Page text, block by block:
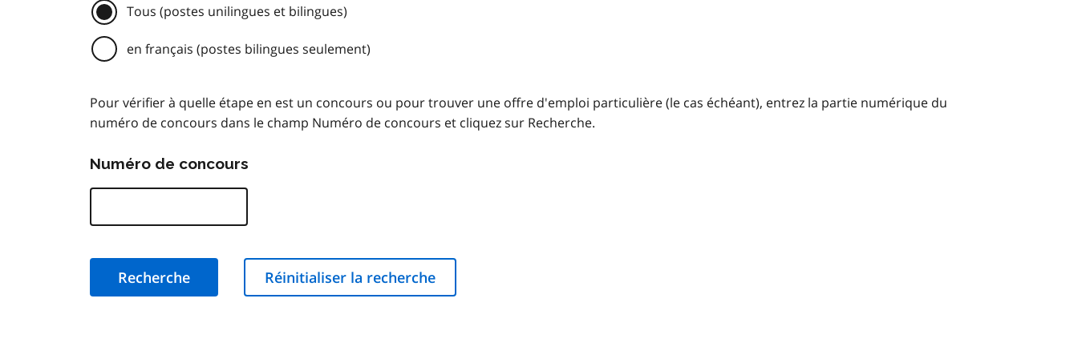
Tous (postes unilingues et bilingues)
en français (postes bilingues seulement)
Pour vérifier à quelle étape en est un concours ou pour trouver une offre d'emploi particulière (le cas échéant), entrez la partie numérique du
numéro de concours dans le champ Numéro de concours et cliquez sur Recherche.
Numéro de concours